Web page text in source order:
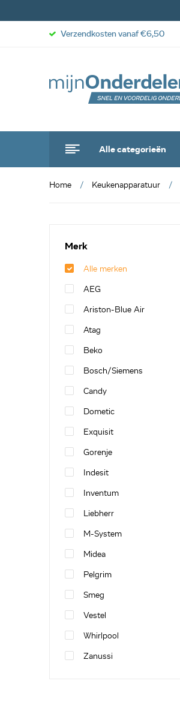
Alle categorieën
Verzendkosten vanaf €6,50
Home Keukenapparatuur
Merk
Alle merken
AEG
Ariston-Blue Air
Atag
Beko
Bosch/Siemens
Candy
Dometic
Exquisit
Gorenje
Indesit
Inventum
Liebherr
M-System
Midea
Pelgrim
Smeg
Vestel
Whirlpool
Zanussi